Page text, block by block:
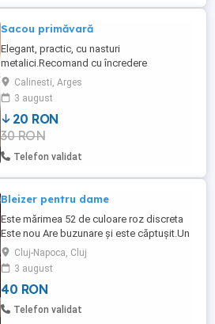
Sacou primăvară
Elegant, practic, cu nasturi
metalici.Recomand cu încredere
Calinesti, Arges
3 august
20 RON
30 RON
Telefon validat
Bleizer pentru dame
Este mărimea 52 de culoare roz discreta
Este nou Are buzunare și este căptușit.Un
material f placut și nu se șifoneaza.Este f
bun pentru dimineți și seri
racoroase.Acopera soldurile pentru
persoane mai plinuțe.Nu răspund la e
mailuri!!!
Cluj-Napoca, Cluj
3 august
40 RON
Telefon validat